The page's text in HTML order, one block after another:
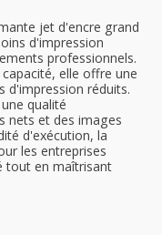
jet d'encre grand
d'impression
professionnels.
elle offre une
d'impression réduits.
qualité
nets et des images
d'exécution, la
les entreprises
tout en maîtrisant